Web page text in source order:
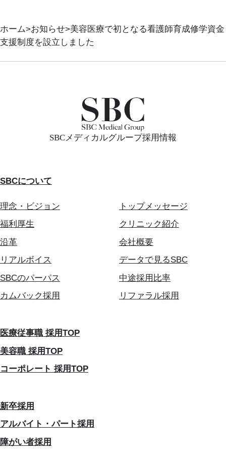
ホーム お知らせ 美容医療で初となる看護師育成修学資金
支援制度を設立しました
SBCメディカルグループ採用情報
SBCについて
理念・ビジョン
トップメッセージ
福利厚生
クリニック紹介
沿革
会社概要
リアルボイス
データで見るSBC
SBCのパーパス
中途採用比率
カムバック採用
リファラル採用
医療従事職 採用TOP
美容職 採用TOP
コーポレート 採用TOP
新卒採用
アルバイト・パート採用
障がい者採用